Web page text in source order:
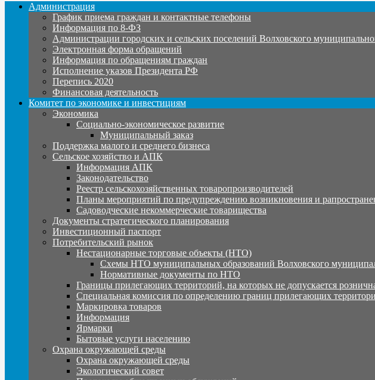
Администрация
График приема граждан и контактные телефоны
Информация по 8-ФЗ
Администрации городских и сельских поселений Волховского
Электронная форма обращений
Информация по обращениям граждан
Исполнение указов Президента РФ
Перепись 2020
Финансовая деятельность
Комитет по экономике и инвестициям
Экономика
Социально-экономическое развитие
Муниципальный заказ
Поддержка малого и среднего бизнеса
Сельское хозяйство и АПК
Информация АПК
Законодательство
Реестр сельскохозяйственных товаропроизводителей
Планы мероприятий по предупреждению возникновения и
Садоводческие некоммерческие товарищества
Документы стратегического планирования
Инвестиционный паспорт
Потребительский рынок
Нестационарные торговые объекты (НТО)
Схемы НТО муниципальных образований Волховского
Нормативные документы по НТО
Границы прилегающих территорий, на которых не допускается
Специальная комиссия по определению границ прилегающих
Маркировка товаров
Информация
Ярмарки
Бытовые услуги населению
Охрана окружающей среды
Охрана окружающей среды
Экологический совет